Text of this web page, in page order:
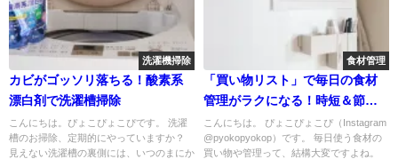
洗濯機掃除
カビがゴッソリ落ちる！酸素系
漂白剤で洗濯槽掃除
こんにちは。ぴょこぴょこぴです。 洗濯
槽のお掃除、定期的にやっていますか？
見えない洗濯槽の裏側には、いつのまにか
食材管理
「買い物リスト」で毎日の食材
管理がラクになる！時短＆節約
テク
こんにちは。 ぴょこぴょこぴ（Instagram
@pyokopyokop）です。 毎日使う食材の
買い物や管理って、結構大変ですよね。